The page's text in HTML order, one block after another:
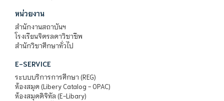
หน่วยงาน
สำนักงานสถาบันฯ
โรงเรียนจิตรลดาวิชาชีพ
สำนักวิชาศึกษาทั่วไป
E-SERVICE
ระบบบริการการศึกษา (REG)
ห้องสมุด (Libery Catalog - OPAC)
ห้องสมุดดิจิทัล (E-Libary)